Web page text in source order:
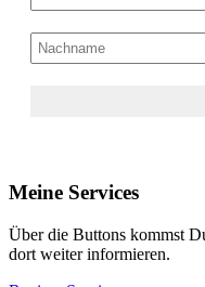
Meine Services
Über die Buttons kommst
dort weiter informieren.